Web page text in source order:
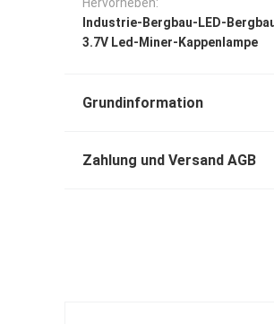
Industrie-Bergbau-LED-
3.7V Led-Miner-Kappenlampe
Grundinformation
Zahlung und Versand AGB